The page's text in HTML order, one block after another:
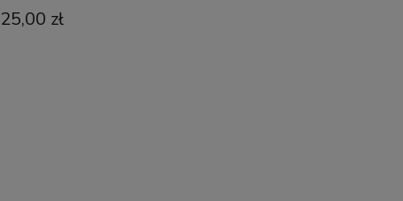
25,00 zł